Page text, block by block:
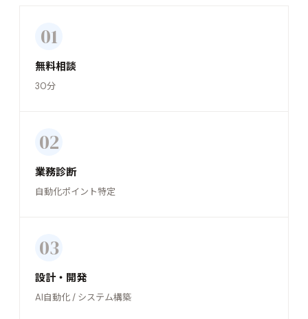
01
無料相談
30分
02
業務診断
自動化ポイント特定
03
設計・開発
AI自動化 / システム構築